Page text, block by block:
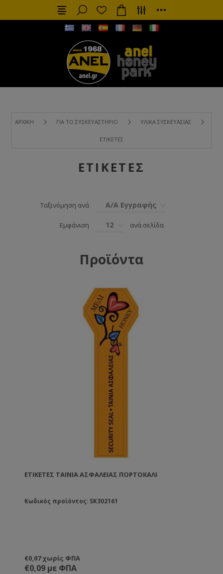
ΑΡΧΙΚΉ ΓΙΑ ΤΟ ΣΥΣΚΕΥΑΣΤΉΡΙΟ ΥΛΙΚΆ ΣΥΣΚΕΥΑΣΊΑΣ
ΕΤΙΚΈΤΕΣ
ΕΤΙΚΈΤΕΣ
Ταξινόμηση ανά Α/Α Εγγραφής
Εμφάνιση 12 ανά σελίδα
Προϊόντα
ΕΤΙΚΈΤΕΣ ΤΑΙΝΊΑ ΑΣΦΑΛΕΊΑΣ ΠΟΡΤΟΚΑΛΊ
Κωδικός προϊόντος: SK302161
€0,07 χωρίς ΦΠΑ
€0,09 με ΦΠΑ